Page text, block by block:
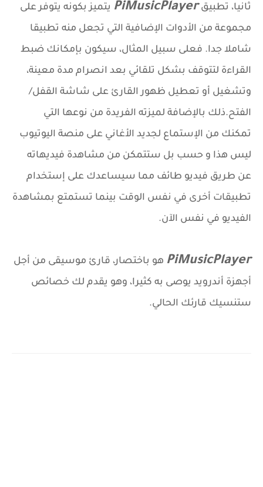
ثانيا، تطبيقPiMusicPlayer يتميز بكونه يتوفر على
مجموعة من الأدوات الإضافية التي تجعل منه تطبيقا
شاملا جدا. فعلى سبيل المثال، سيكون بإمكانك ضبط
القراءة لتتوقف بشكل تلقائي بعد انصرام مدة معينة،
وتشغيل أو تعطيل ظهور القارئ على شاشة القفل/
الفتح.ذلك بالإضافة لميزته الفريدة من نوعها التي
تمكنك من الإستماع لجديد الأغاني على منصة اليوتيوب
ليس هذا و حسب بل ستتمكن من مشاهدة فيديهاته
عن طريق فيديو طائف مما سيساعدك على إستخدام
تطبيقات أخرى في نفس الوقت بينما تستمتع بمشاهدة
الفيديو في نفس الآن.
PiMusicPlayer هو باختصار، قارئ موسيقى من أجل
أجهزة أندرويد يوصى به كثيرا، وهو يقدم لك خصائص
ستنسيك قارئك الحالي.